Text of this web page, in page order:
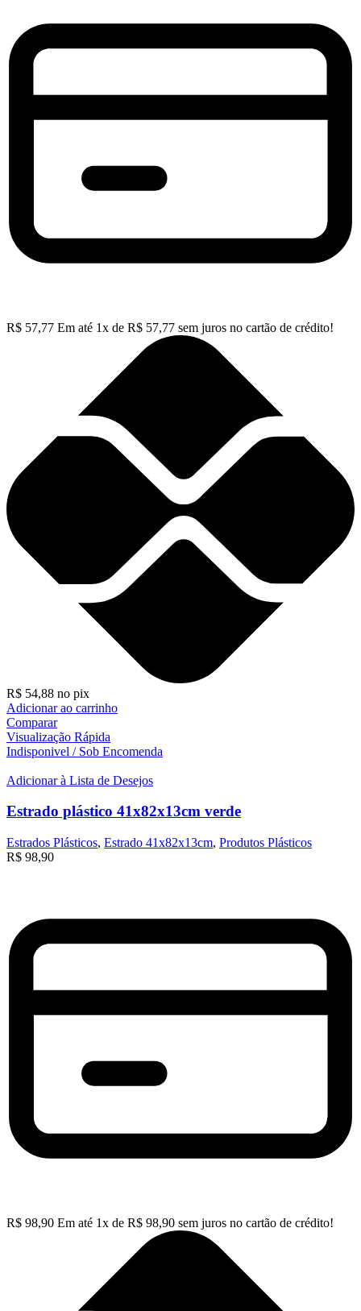
R$ 57,77 Em até 1x de R$ 57,77 sem juros no cartão de crédito!
R$ 54,88 no pix
Adicionar ao carrinho
Comparar
Visualização Rápida
Indisponivel / Sob Encomenda
Adicionar à Lista de Desejos
Estrado plástico 41x82x13cm verde
Estrados Plásticos, Estrado 41x82x13cm, Produtos Plásticos
R$ 98,90
R$ 98,90 Em até 1x de R$ 98,90 sem juros no cartão de crédito!